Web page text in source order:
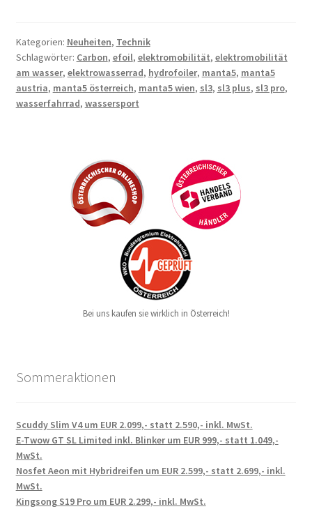
Kategorien: Neuheiten, Technik
Schlagwörter: Carbon, efoil, elektromobilität, elektromobilität
am wasser, elektrowasserrad, hydrofoiler, manta5, manta5
austria, manta5 österreich, manta5 wien, sl3, sl3 plus, sl3 pro,
wasserfahrrad, wassersport
Bei uns kaufen sie wirklich in Österreich!
Sommeraktionen
Scuddy Slim V4 um EUR 2.099,- statt 2.590,- inkl. MwSt.
E-Twow GT SL Limited inkl. Blinker um EUR 999,- statt 1.049,-
MwSt.
Nosfet Aeon mit Hybridreifen um EUR 2.599,- statt 2.699,- inkl.
MwSt.
Kingsong S19 Pro um EUR 2.299,- inkl. MwSt.